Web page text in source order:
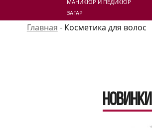
МАНИКЮР И ПЕДИКЮР
ЗАГАР
Главная - Косметика для волос
Новинки